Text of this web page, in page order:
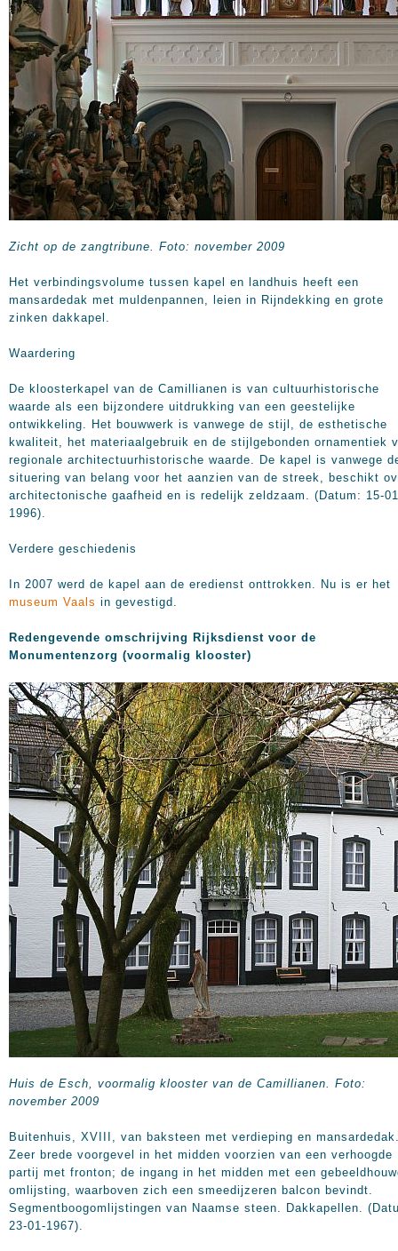
Zicht op de zangtribune. Foto: november 2009
Het verbindingsvolume tussen kapel en landhuis heeft een
mansardedak met muldenpannen, leien in Rijndekking en grote
zinken dakkapel.
Waardering
De kloosterkapel van de Camillianen is van cultuurhistorische
waarde als een bijzondere uitdrukking van een geestelijke
ontwikkeling. Het bouwwerk is vanwege de stijl, de esthetische
kwaliteit, het materiaalgebruik en de stijlgebonden ornamentiek
regionale architectuurhistorische waarde. De kapel is vanwege
situering van belang voor het aanzien van de streek, beschikt
architectonische gaafheid en is redelijk zeldzaam. (Datum: 15-
1996).
Verdere geschiedenis
In 2007 werd de kapel aan de eredienst onttrokken. Nu is er het
museum Vaals in gevestigd.
Redengevende omschrijving Rijksdienst voor de
Monumentenzorg (voormalig klooster)
Huis de Esch, voormalig klooster van de Camillianen. Foto:
november 2009
Buitenhuis, XVIII, van baksteen met verdieping en
Zeer brede voorgevel in het midden voorzien van een verhoogde
partij met fronton; de ingang in het midden met een
omlijsting, waarboven zich een smeedijzeren balcon bevindt.
Segmentboogomlijstingen van Naamse steen. Dakkapellen.
23-01-1967).